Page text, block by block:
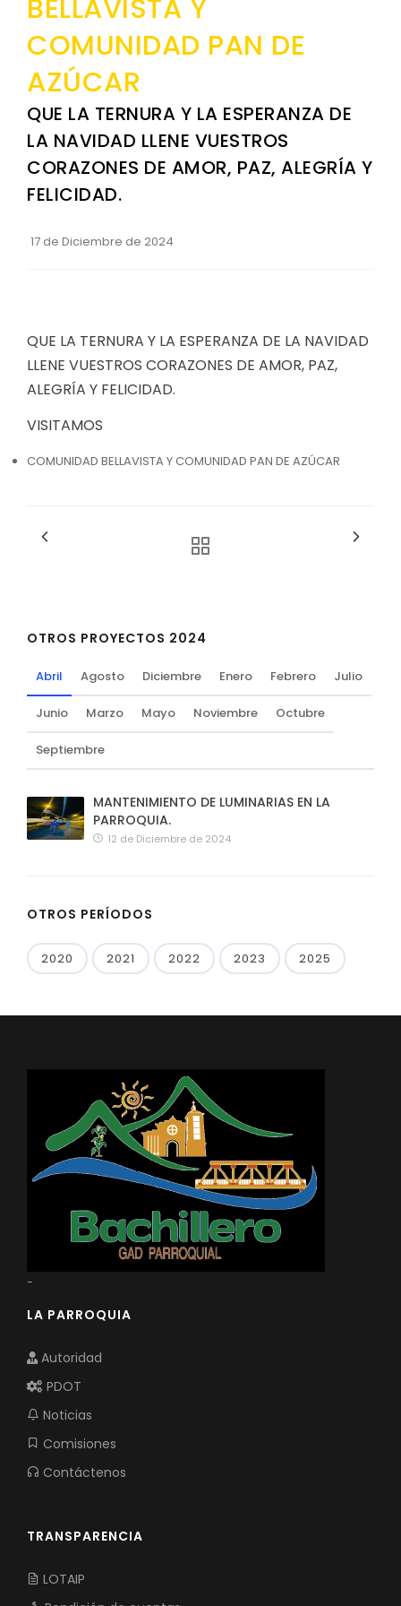
Convocatorias
GESTIÓN ADMINISTRATIVA
Plan de desarrollo y Ordenamiento Territorial -
Plan Anual Contratación - PAC
Convenios Institucionales
BELLAVISTA Y
COMUNIDAD PAN DE
AZÚCAR
QUE LA TERNURA Y LA ESPERANZA DE
LA NAVIDAD LLENE VUESTROS
CORAZONES DE AMOR, PAZ, ALEGRÍA Y
FELICIDAD.
17 de Diciembre de 2024
QUE LA TERNURA Y LA ESPERANZA DE LA NAVIDAD
LLENE VUESTROS CORAZONES DE AMOR, PAZ,
ALEGRÍA Y FELICIDAD.
VISITAMOS
COMUNIDAD BELLAVISTA Y COMUNIDAD PAN DE AZÚCAR
OTROS PROYECTOS 2024
Abril Agosto Diciembre Enero Febrero Julio
Junio Marzo Mayo Noviembre Octubre
Septiembre
MANTENIMIENTO DE LUMINARIAS EN LA
PARROQUIA.
12 de Diciembre de 2024
OTROS PERÍODOS
2020 2021 2022 2023 2025
-
LA PARROQUIA
Autoridad
PDOT
Noticias
Comisiones
Contáctenos
TRANSPARENCIA
LOTAIP